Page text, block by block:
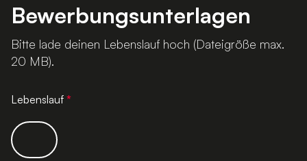
Bewerbungsunterlagen
Bitte lade deinen Lebenslauf hoch (Dateigröße max.
20 MB).
Lebenslauf *